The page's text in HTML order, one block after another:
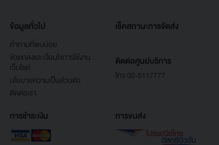
ข้อมูลทั่วไป
คำถามที่พบบ่อย
ข้อตกลงและเงื่อนไขการใช้งาน
เว็บไซต์
นโยบายความเป็นส่วนตัว
ติดต่อเรา
เช็คสถานะการจัดส่ง
ติดต่อศูนย์บริการ
โทร 02-5117777
การชำระเงิน การขนส่ง